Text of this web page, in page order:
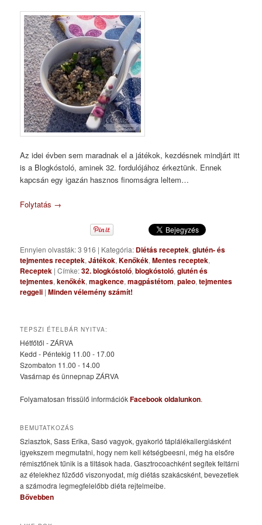
Az idei évben sem maradnak el a játékok, kezdésnek mindjárt itt
is a Blogkóstoló, aminek 32. fordulójához érkeztünk. Ennek
kapcsán egy igazán hasznos finomságra leltem…
Folytatás →
Ennyien olvasták: 3 916 | Kategória: Diétás receptek,glutén- és
tejmentes receptek,Játékok,Kenőkék,Mentes receptek,
Receptek |Címke:32. blogkóstoló,blogkóstoló,glutén és
tejmentes,kenőkék,magkence,magpástétom,paleo,tejmentes
reggeli |Minden vélemény számít!
TEPSZI ÉTELBÁR NYITVA:
Hétfőtől - ZÁRVA
Kedd - Péntekig 11.00 - 17.00
Szombaton 11.00 - 14.00
Vasárnap és ünnepnap ZÁRVA
Folyamatosan frissülő információkFacebook oldalunkon.
BEMUTATKOZÁS
Sziasztok, Sass Erika, Sasó vagyok, gyakorló táplálékallergiásként
igyekszem megmutatni, hogy nem kell kétségbeesni, még ha elsőre
rémisztőnek tűnik is a tiltások hada. Gasztrocoachként segítek feltárni
az ételekhez fűződő viszonyodat, míg diétás szakácsként, bevezetlek
a számodra legmegfelelőbb diéta rejtelmeibe.
Bővebben